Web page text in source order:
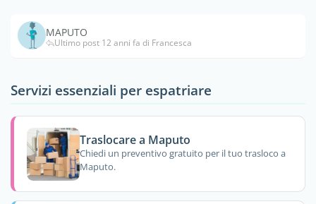
MAPUTO
Ultimo post 12 anni fa di Francesca
Servizi essenziali per espatriare
Traslocare a Maputo
Chiedi un preventivo gratuito per il tuo trasloco a
Maputo.